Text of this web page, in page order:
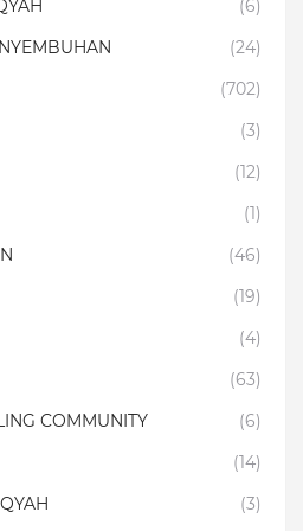
(6)
(24)
(702)
(3)
(12)
(1)
(46)
(19)
(4)
(63)
COMMUNITY
(6)
(14)
(3)